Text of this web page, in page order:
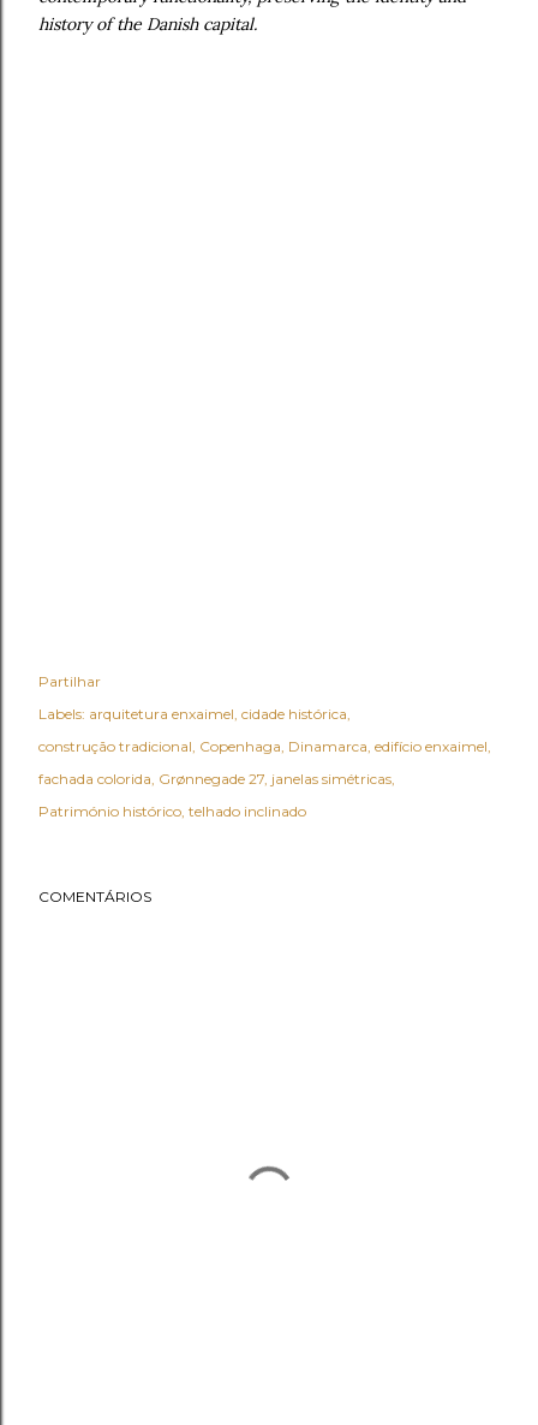
history of the Danish capital.
Partilhar
Labels: arquitetura enxaimel cidade histórica
construção tradicional Copenhaga Dinamarca edifício enxaimel
fachada colorida Grønnegade 27 janelas simétricas
Património histórico telhado inclinado
COMENTÁRIOS